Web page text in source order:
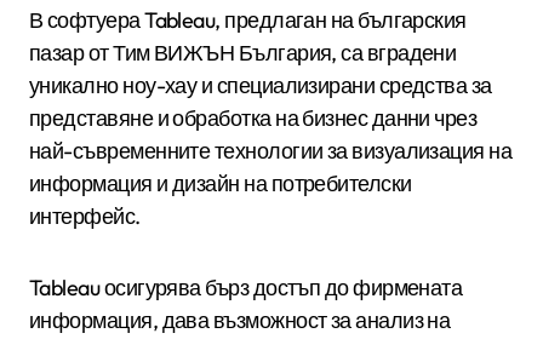
В софтуера Tableau, предлаган на българския
пазар от Тим ВИЖЪН България, са вградени
уникално ноу-хау и специализирани средства за
представяне и обработка на бизнес данни чрез
най-съвременните технологии за визуализация на
информация и дизайн на потребителски
интерфейс.
Tableau осигурява бърз достъп до фирмената
информация, дава възможност за анализ на